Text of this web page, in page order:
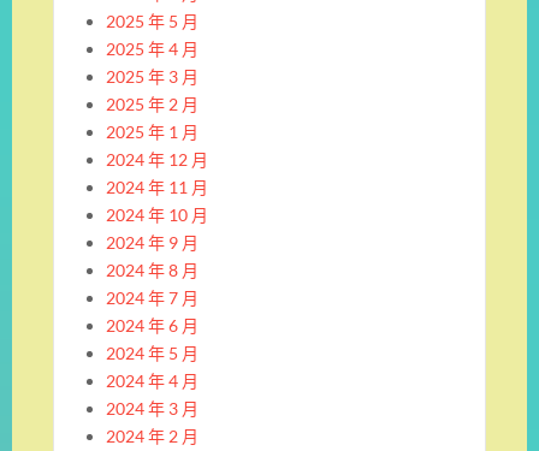
2025 年 5 月
2025 年 4 月
2025 年 3 月
2025 年 2 月
2025 年 1 月
2024 年 12 月
2024 年 11 月
2024 年 10 月
2024 年 9 月
2024 年 8 月
2024 年 7 月
2024 年 6 月
2024 年 5 月
2024 年 4 月
2024 年 3 月
2024 年 2 月